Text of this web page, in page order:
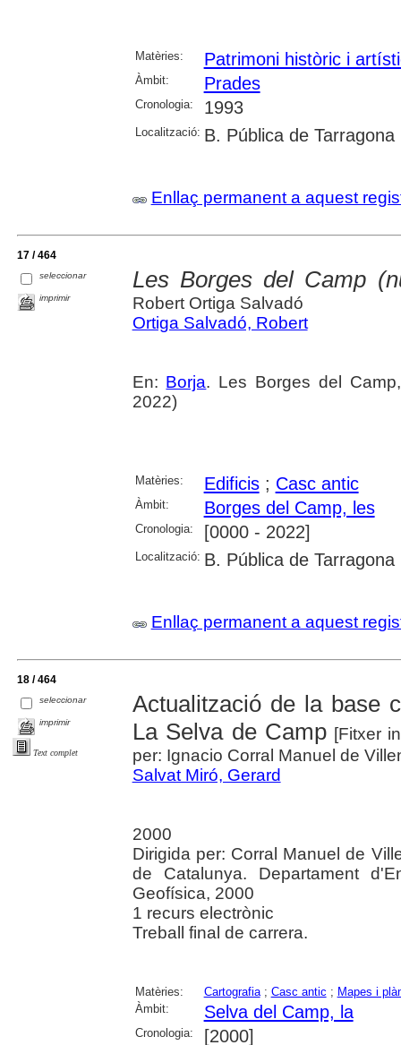
Matèries: Patrimoni històric i
Àmbit: Prades
Cronologia: 1993
Localització: B. Pública de Tarragona
Enllaç permanent a aquest
17 / 464
seleccionar
imprimir
Les Borges del Camp
Robert Ortiga Salvadó
Ortiga Salvadó, Robert
En: Borja. Les Borges del
2022)
Matèries: Edificis; Casc antic
Àmbit: Borges del Camp, les
Cronologia: [0000 - 2022]
Localització: B. Pública de Tarragona
Enllaç permanent a aquest
18 / 464
seleccionar
imprimir
Text complet
Actualització de la base
La Selva de Camp [Fitxer
per: Ignacio Corral Manuel de
Salvat Miró, Gerard
2000
Dirigida per: Corral Manuel de
de Catalunya. Departament
Geofísica, 2000
1 recurs electrònic
Treball final de carrera.
Matèries: Cartografia; Casc antic ; Mapes i
Àmbit:
Selva del Camp, la
Cronologia: [2000]